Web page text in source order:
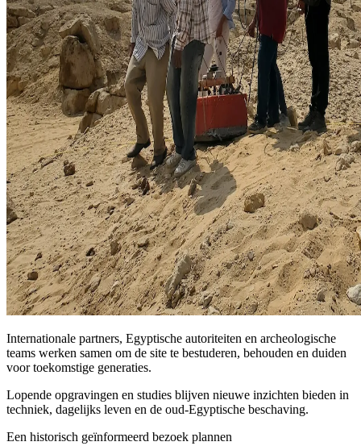
Internationale partners, Egyptische autoriteiten en archeologische
teams werken samen om de site te bestuderen, behouden en duiden
voor toekomstige generaties.
Lopende opgravingen en studies blijven nieuwe inzichten bieden in
techniek, dagelijks leven en de oud-Egyptische beschaving.
Een historisch geïnformeerd bezoek plannen